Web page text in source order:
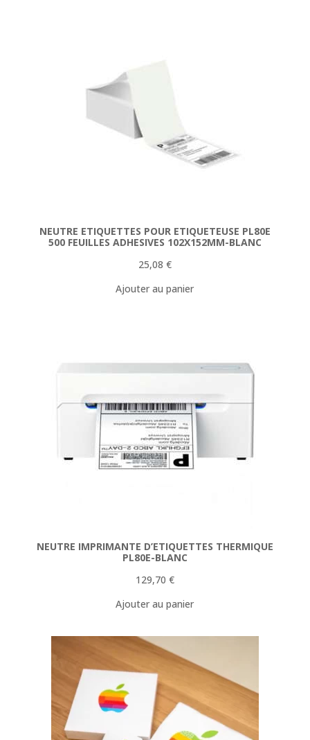
NEUTRE ETIQUETTES POUR ETIQUETEUSE PL80E
500 FEUILLES ADHESIVES 102X152MM-BLANC
25,08 €
Ajouter au panier
NEUTRE IMPRIMANTE D’ETIQUETTES THERMIQUE
PL80E-BLANC
129,70 €
Ajouter au panier